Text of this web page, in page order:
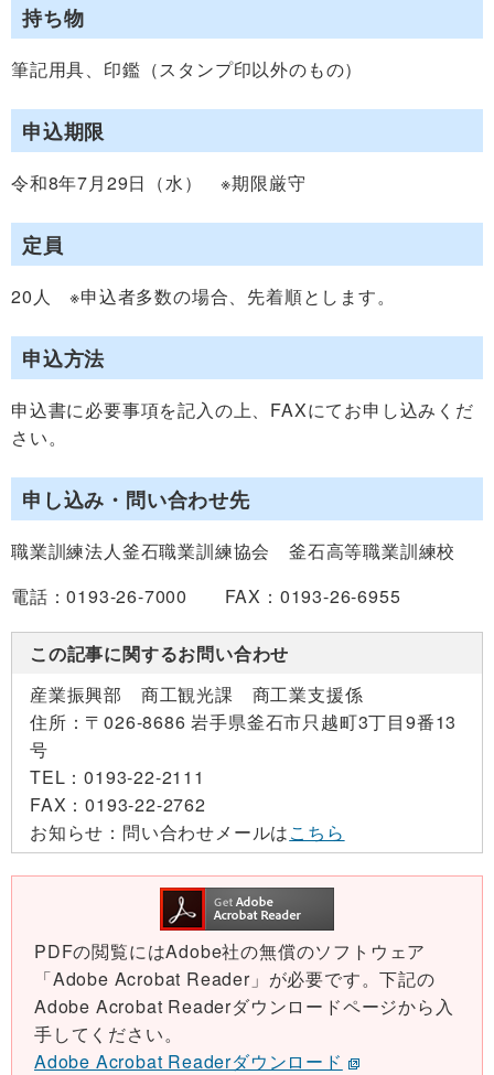
持ち物
筆記用具、印鑑（スタンプ印以外のもの）
申込期限
令和8年7月29日（水） ※期限厳守
定員
20人 ※申込者多数の場合、先着順とします。
申込方法
申込書に必要事項を記入の上、FAXにてお申し込みくだ
さい。
申し込み・問い合わせ先
職業訓練法人釜石職業訓練協会 釜石高等職業訓練校
電話：0193-26-7000 FAX：0193-26-6955
この記事に関するお問い合わせ
産業振興部 商工観光課 商工業支援係
住所： 〒026-8686 岩手県釜石市只越町3丁目9番13
号
TEL：0193-22-2111
FAX：0193-22-2762
お知らせ： 問い合わせメールはこちら
PDFの閲覧にはAdobe社の無償のソフトウェア
「Adobe Acrobat Reader」が必要です。下記の
Adobe Acrobat Readerダウンロードページから入
手してください。
Adobe Acrobat Readerダウンロード